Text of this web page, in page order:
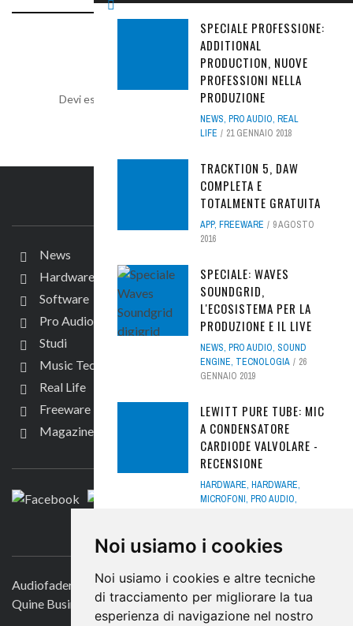
Noi usiamo i cookies
Noi usiamo i cookies e altre tecniche
di tracciamento per migliorare la tua
esperienza di navigazione nel nostro
LEAVE A REPLY
Devi essere per inviare un commento.
SPECIALE PROFESSIONE:
ADDITIONAL
PRODUCTION, NUOVE
PROFESSIONI NELLA
PRODUZIONE
NEWS, PRO AUDIO, REAL
LIFE
21 GENNAIO 2018
TRACKTION 5, DAW
COMPLETA E
TOTALMENTE GRATUITA
APP, FREEWARE
9 AGOSTO
2016
SPECIALE: WAVES
SOUNDGRID,
L'ECOSISTEMA PER LA
PRODUZIONE E IL LIVE
NEWS, PRO AUDIO, SOUND
ENGINE, TECNOLOGIA
26
GENNAIO 2019
LEWITT PURE TUBE: MIC
A CONDENSATORE
CARDIODE VALVOLARE -
RECENSIONE
HARDWARE, HARDWARE,
MICROFONI, PRO AUDIO,
IMMERSIVO
VIRTUALIZZANDO
L'ESPERIENZA
News
Hardware
Software
Pro Audio
Studi
Music Tech
Real Life
Freeware
Magazine
SEGUICI
CONTATTACI
Audiofader.com
Quine Business Publisher